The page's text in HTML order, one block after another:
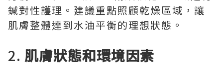
鍼對性護理。建議重點照顧乾燥區域，讓
肌膚整體達到水油平衡的理想狀態。
2. 肌膚狀態和環境因素